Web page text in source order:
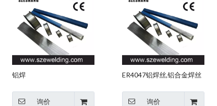
铝焊
询价
ER4047铝焊丝,铝合金焊丝
询价